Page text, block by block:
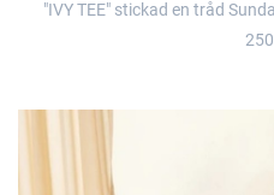
"IVY TEE" stickad en tråd